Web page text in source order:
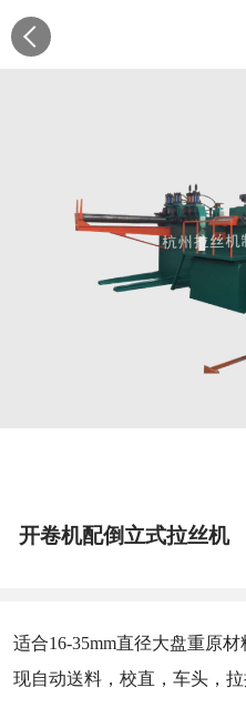
开卷机配倒立式拉丝机
适合16-35mm直径大盘重原
现自动送料，校直，车头，